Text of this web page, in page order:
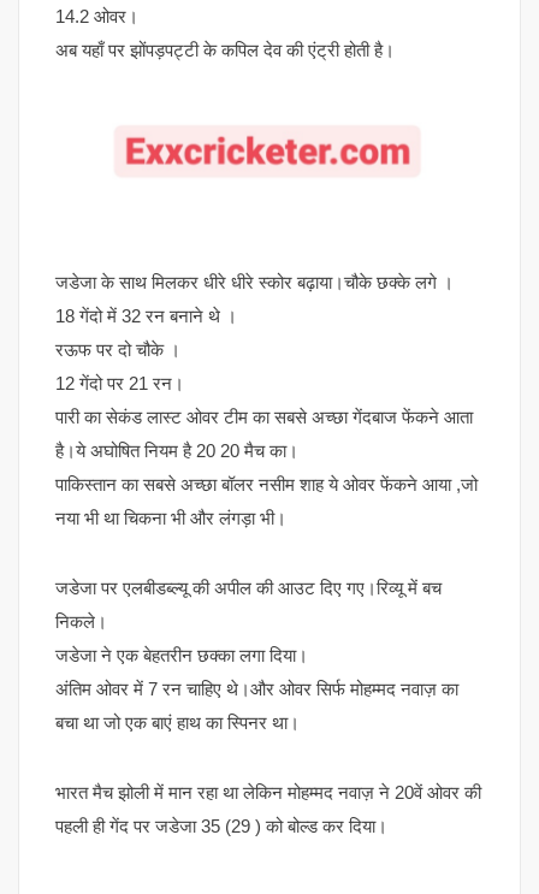
14.2 ओवर।
अब यहाँ पर झोंपड़पट्टी के कपिल देव की एंट्री होती है।
जडेजा के साथ मिलकर धीरे धीरे स्कोर बढ़ाया।चौके छक्के लगे ।
18 गेंदो में 32 रन बनाने थे ।
रऊफ पर दो चौके ।
12 गेंदो पर 21 रन।
पारी का सेकंड लास्ट ओवर टीम का सबसे अच्छा गेंदबाज फेंकने आता
है।ये अघोषित नियम है 20 20 मैच का।
पाकिस्तान का सबसे अच्छा बॉलर नसीम शाह ये ओवर फेंकने आया ,जो
नया भी था चिकना भी और लंगड़ा भी।
जडेजा पर एलबीडब्ल्यू की अपील की आउट दिए गए।रिव्यू में बच
निकले।
जडेजा ने एक बेहतरीन छक्का लगा दिया।
अंतिम ओवर में 7 रन चाहिए थे।और ओवर सिर्फ मोहम्मद नवाज़ का
बचा था जो एक बाएं हाथ का स्पिनर था।
भारत मैच झोली में मान रहा था लेकिन मोहम्मद नवाज़ ने 20वें ओवर की
पहली ही गेंद पर जडेजा 35 (29 ) को बोल्ड कर दिया।